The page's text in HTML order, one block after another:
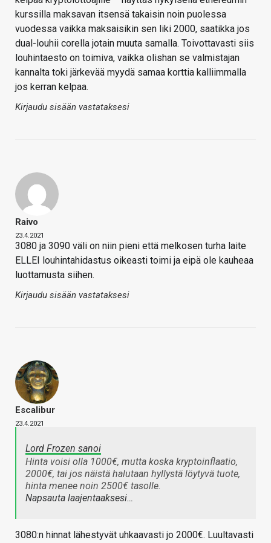
kurssilla maksavan itsensä takaisin noin puolessa
vuodessa vaikka maksaisikin sen liki 2000, saatikka jos
dual-louhii corella jotain muuta samalla. Toivottavasti siis
louhintaesto on toimiva, vaikka olishan se valmistajan
kannalta toki järkevää myydä samaa korttia kalliimmalla
jos kerran kelpaa.
Kirjaudu sisään vastataksesi
Raivo
23.4.2021
3080 ja 3090 väli on niin pieni että melkosen turha laite
ELLEI louhintahidastus oikeasti toimi ja eipä ole kauheaa
luottamusta siihen.
Kirjaudu sisään vastataksesi
Escalibur
23.4.2021
Lord Frozen sanoi
Hinta voisi olla 1000€, mutta koska kryptoinflaatio,
2000€, tai jos näistä halutaan hyllystä löytyvä tuote,
hinta menee noin 2500€ tasolle.
Napsauta laajentaaksesi…
3080:n hinnat lähestyvät uhkaavasti jo 2000€. Luultavasti